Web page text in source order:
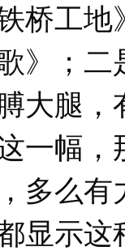
桥工
》；
大腿
一幅
多么有
显示